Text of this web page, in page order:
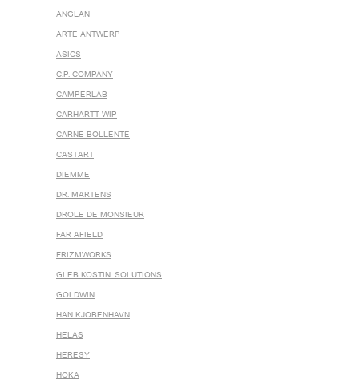
ANGLAN
ARTE ANTWERP
ASICS
C.P. COMPANY
CAMPERLAB
CARHARTT WIP
CARNE BOLLENTE
CASTART
DIEMME
DR. MARTENS
DROLE DE MONSIEUR
FAR AFIELD
FRIZMWORKS
GLEB KOSTIN .SOLUTIONS
GOLDWIN
HAN KJOBENHAVN
HELAS
HERESY
HOKA